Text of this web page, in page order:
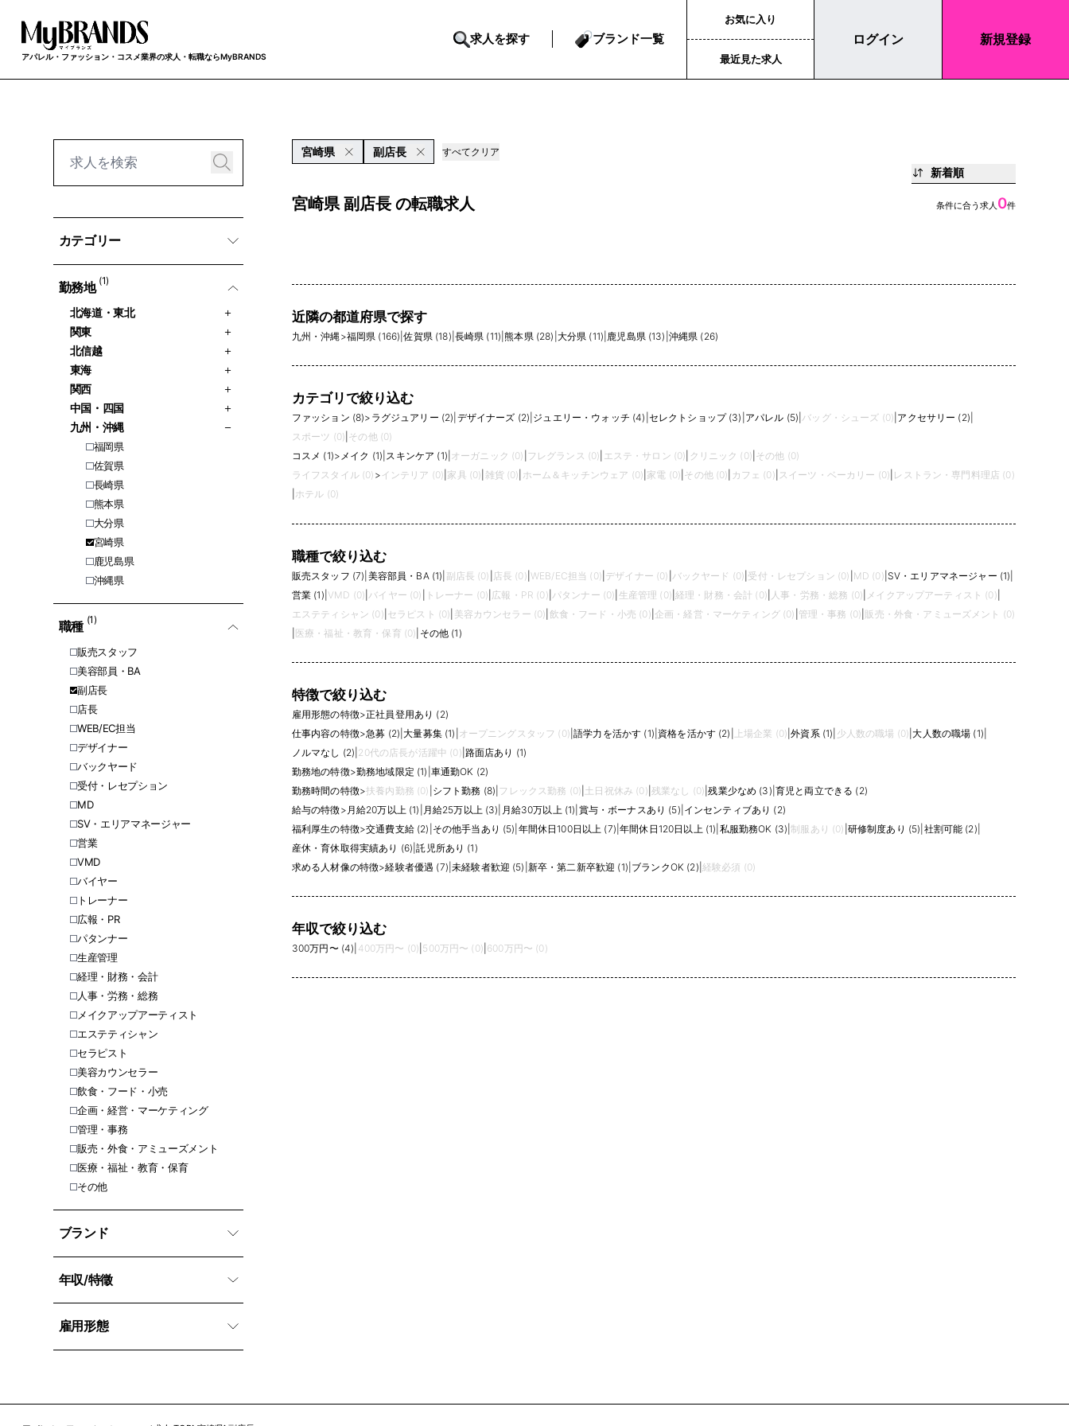
アパレル・ファッション・コスメ業界の求人・転職ならMyBRANDS
求人を探す ブランド一覧
お気に入り
最近見た求人
ログイン 新規登録
カテゴリー
勤務地 (1)
北海道・東北
関東
北信越
東海
関西
中国・四国
九州・沖縄
福岡県
佐賀県
長崎県
熊本県
大分県
宮崎県
鹿児島県
沖縄県
職種 (1)
販売スタッフ
美容部員・BA
副店長
店長
WEB/EC担当
デザイナー
バックヤード
受付・レセプション
MD
SV・エリアマネージャー
営業
VMD
バイヤー
トレーナー
広報・PR
パタンナー
生産管理
経理・財務・会計
人事・労務・総務
メイクアップアーティスト
エステティシャン
セラピスト
美容カウンセラー
飲食・フード・小売
企画・経営・マーケティング
管理・事務
販売・外食・アミューズメント
医療・福祉・教育・保育
その他
ブランド
年収/特徵
雇用形態
宮崎県 副店長 すべてクリア
新着順
宮崎県 副店長 の転職求人 条件に合う求人 0件
近隣の都道府県で探す
九州・沖縄>福岡県 (166) |佐賀県 (18) 長崎県 (11) |熊本県 (28) 大分県 (11) 鹿児島県 (13) 沖縄県 (26)
カテゴリで絞り込む
ファッション (8)> ラグジュアリー (2) デザイナーズ (2) ジュエリー・ウォッチ (4) セレクトショップ (3) アパレル (5) |バッグ・シューズ (0) アクセサリー (2)
スポーツ (0) その他 (0)
コスメ (1)> メイク (1) スキンケア (1) オーガニック (0) フレグランス (0) エステ・サロン (0) クリニック (0) その他 (0)
ライフスタイル (0) > インテリア (0) 家具 (0) 雑貨 (0) ホーム＆キッチンウェア (0) 家電 (0) その他 (0) カフェ (0) スイーツ・ベーカリー (0) レストラン・専門料理店 (0)
ホテル (0)
職種で絞り込む
販売スタッフ (7) 美容部員・BA (1) 副店長 (0) 店長 (0) WEB/EC担当 (0) デザイナー (0) バックヤード (0) 受付・レセプション (0) MD (0) SV・エリアマネージャー (1)
営業 (1) VMD (0) バイヤー (0) トレーナー (0) 広報・PR (0) パタンナー (0) 生産管理 (0) |経理・財務・会計 (0) 人事・労務・総務 (0) メイクアップアーティスト (0)
エステティシャン (0) セラピスト (0) 美容カウンセラー (0) 飲食・フード・小売 (0) 企画・経営・マーケティング (0) 管理・事務 (0) 販売・外食・アミューズメント (0)
医療・福祉・教育・保育 (0) その他 (1)
特徴で絞り込む
雇用形態の特徴>正社員登用あり (2)
仕事内容の特徴>急募 (2) |大量募集 (1) オープニングスタッフ (0) |語学力を活かす (1) 資格を活かす (2) 上場企業 (0) |外資系 (1) 少人数の職場 (0) |大人数の職場 (1)
ノルマなし (2) 20代の店長が活躍中 (0) 路面店あり (1)
勤務地の特徴>勤務地域限定 (1) 車通勤OK (2)
勤務時間の特徴>扶養内勤務 (0) シフト勤務 (8) フレックス勤務 (0) 土日祝休み (0) 残業なし (0) |残業少なめ (3) 育児と両立できる (2)
給与の特徴> 月給20万以上 (1) 月給25万以上 (3) 月給30万以上 (1) 賞与・ボーナスあり (5) インセンティブあり (2)
福利厚生の特徴>交通費支給 (2) その他手当あり (5) 年間休日100日以上 (7) |年間休日120日以上 (1) 私服勤務OK (3) |制服あり (0) 研修制度あり (5) 社割可能 (2)
産休・育休取得実績あり (6) |託児所あり (1)
求める人材像の特徴>経験者優遇 (7) |未経験者歓迎 (5) 新卒・第二新卒歓迎 (1) ブランクOK (2) 経験必須 (0)
年収で絞り込む
300万円〜 (4) 400万円〜 (0) 500万円〜 (0) 600万円〜 (0)